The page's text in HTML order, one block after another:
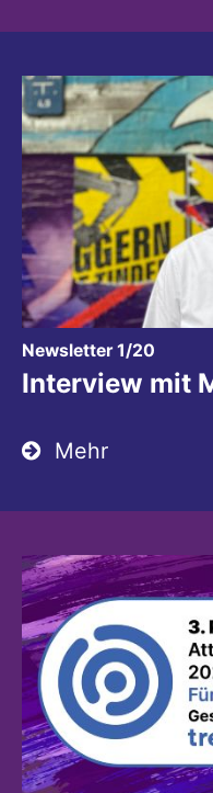
Newsletter 1/20
Interview mit
Mehr